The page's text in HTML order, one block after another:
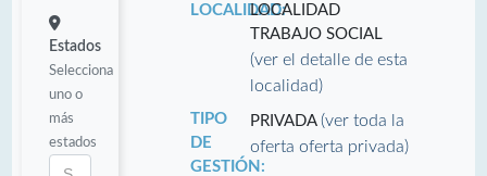
Estados
Selecciona
uno o
más
estados
LOCALIDAD:LOCALIDAD
TRABAJO SOCIAL
(ver el detalle de esta
localidad)
TIPO
DE
GESTIÓN:
PRIVADA(ver toda la
oferta oferta privada)